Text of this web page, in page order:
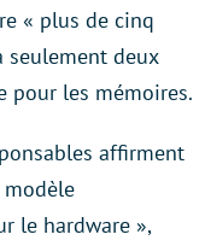
« plus de cinq
seulement deux
pour les mémoires.
affirment
modèle
le hardware »,